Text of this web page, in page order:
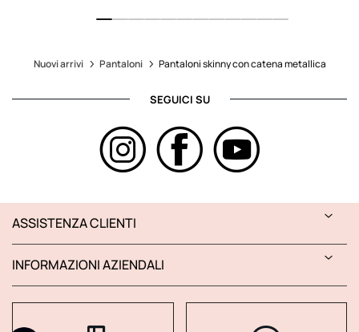
Nuovi arrivi Pantaloni Pantaloni skinny con catena metallica
SEGUICI SU
ASSISTENZA CLIENTI
INFORMAZIONI AZIENDALI